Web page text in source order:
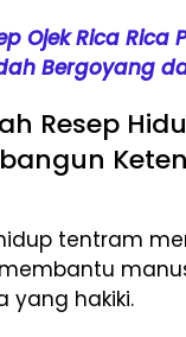
Ojek Rica Rica
Bergoyang
Resep
tentram
yang hakiki.